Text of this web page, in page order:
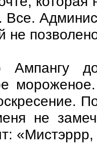
Все.
не
Ампангу
не